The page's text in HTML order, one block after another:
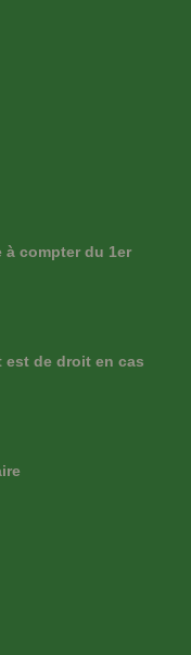
à compter du 1er
est de droit en cas